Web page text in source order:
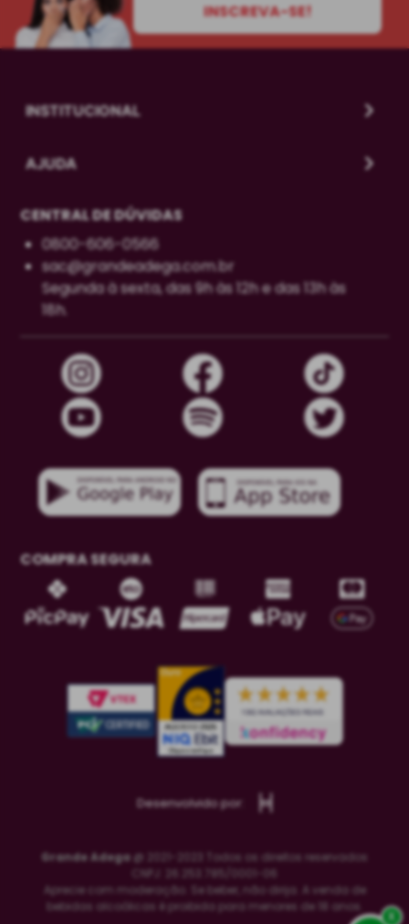
x
INSCREVA-SE!
INSTITUCIONAL
AJUDA
CENTRAL DE DÚVIDAS
0800-606-0566
sac@grandeadega.com.br
Segunda à sexta, das 9h às 12h e das 13h às
18h.
COMPRA SEGURA
Desenvolvido por:
Grande Adega @ 2021-2023 Todos os direitos reservados
CNPJ: 26.253.785/0001-06
Aprecie com moderação. Se beber, não dirija. A venda de
bebidas alcoólicas é proibida para menores de 18 anos.